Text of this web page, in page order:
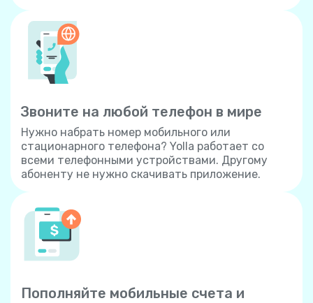
Звоните на любой телефон в мире
Нужно набрать номер мобильного или
стационарного телефона? Yolla работает со
всеми телефонными устройствами. Другому
абоненту не нужно скачивать приложение.
Пополняйте мобильные счета и